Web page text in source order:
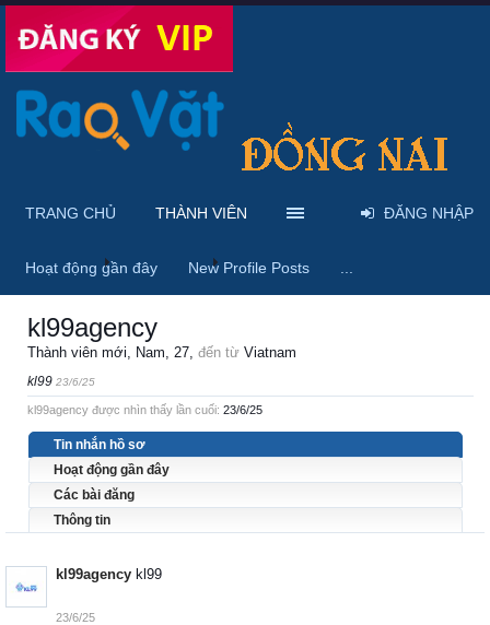
Trang chủ Thành viên kl99agency
kl99agency
Thành viên mới, Nam, 27, đến từ Viatnam
kl99 23/6/25
kl99agency được nhìn thấy lần cuối: 23/6/25
Tin nhắn hồ sơ
Hoạt động gần đây
Các bài đăng
Thông tin
kl99agency kl99
23/6/25
TRANG CHỦ THÀNH VIÊN
Hoạt động gần đây New Profile Posts
ĐĂNG NHẬP